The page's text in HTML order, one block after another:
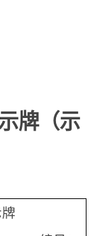
牌（示